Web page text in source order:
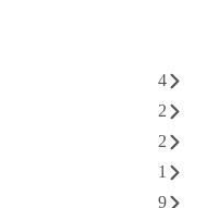
4
2
2
1
9